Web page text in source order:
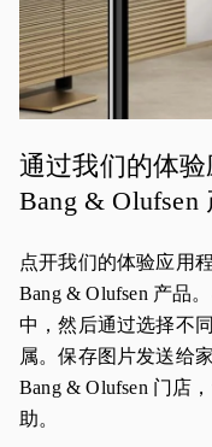
通过我们的体
Bang & Olufsen
点开我们的体验应用
Bang & Olufsen 产品
中，然后通过选择不
属。保存图片发送给
Bang & Olufsen 门店
助。